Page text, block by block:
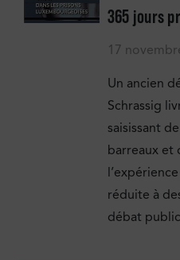
365 jours
17
Un ancien
Schrassig
saisissant
barreaux et
réduite à
débat